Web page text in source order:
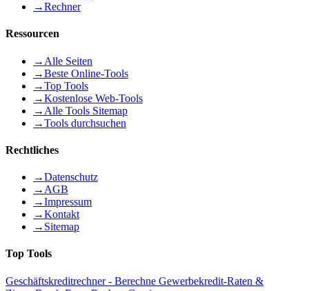
→Rechner
Ressourcen
→ Alle Seiten
→Beste Online-Tools
→Top Tools
→Kostenlose Web-Tools
→ Alle Tools Sitemap
→Tools durchsuchen
Rechtliches
→Datenschutz
→ AGB
→Impressum
→Kontakt
→ Sitemap
Top Tools
Geschäftskreditrechner - Berechne Gewerbekredit-Raten &